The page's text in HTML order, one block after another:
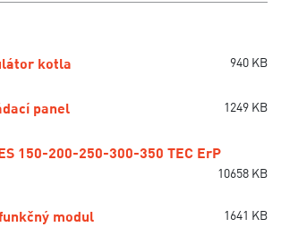
kotla 940 KB
panel 1249 KB
150-200-250-300-350 TEC ErP
10658 KB
modul 1641 KB